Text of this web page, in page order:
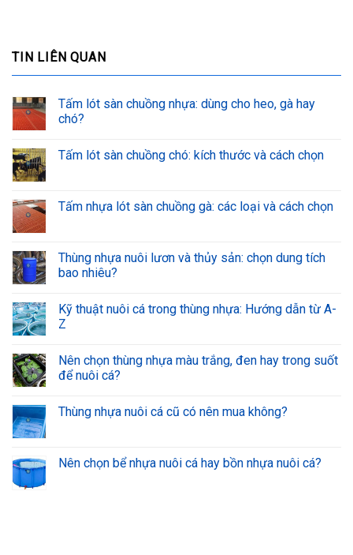
TIN LIÊN QUAN
Tấm lót sàn chuồng nhựa: dùng cho heo, gà hay
chó?
Tấm lót sàn chuồng chó: kích thước và cách chọn
Tấm nhựa lót sàn chuồng gà: các loại và cách chọn
Thùng nhựa nuôi lươn và thủy sản: chọn dung tích
bao nhiêu?
Kỹ thuật nuôi cá trong thùng nhựa: Hướng dẫn từ A-
Z
Nên chọn thùng nhựa màu trắng, đen hay trong suốt
để nuôi cá?
Thùng nhựa nuôi cá cũ có nên mua không?
Nên chọn bể nhựa nuôi cá hay bồn nhựa nuôi cá?